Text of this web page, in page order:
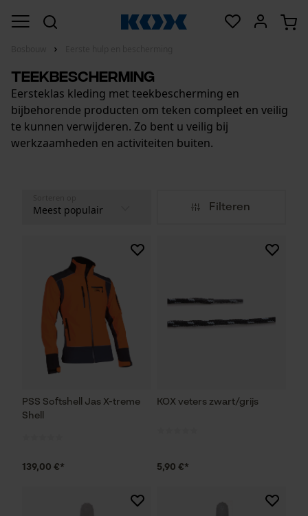
Teekbescherming
Eersteklas kleding met teekbescherming en
bijbehorende producten om teken compleet en veilig
te kunnen verwijderen. Zo bent u veilig bij
werkzaamheden en activiteiten buiten.
Filteren
PSS Softshell Jas X-treme
Shell
139,00 €*
KOX veters zwart/grijs
5,90 €*